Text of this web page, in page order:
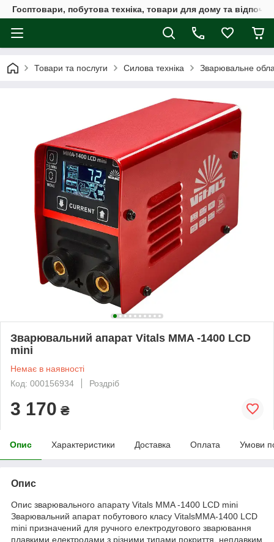
Госптовари, побутова техніка, товари для дому та
Товари та послуги Силова техніка Зварювальне
Зварювальний апарат Vitals MMA -1400 LCD
mini
Немає в наявності
Код: 000156934
Роздріб
3 170 ₴
Опис Характеристики Доставка Оплата Умови
Опис
Опис зварювального апарату Vitals MMA -1400 LCD mini
Зварювальний апарат побутового класу VitalsMMA-1400 LCD
mini призначений для ручного електродугового зварювання
плавкими електродами з різними типами покриття, неплавким